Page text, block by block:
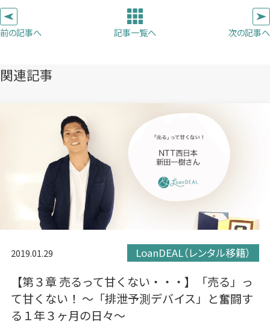
で
ー
前の記事へ 記事一覧へ 次の記事へ
関連記事
2019.01.29 LoanDEAL（レンタル移籍）
【第３章 売るって甘くない・・・】「売る」っ
て甘くない！ 〜「排泄予測デバイス」と奮闘す
る１年３ヶ月の日々〜